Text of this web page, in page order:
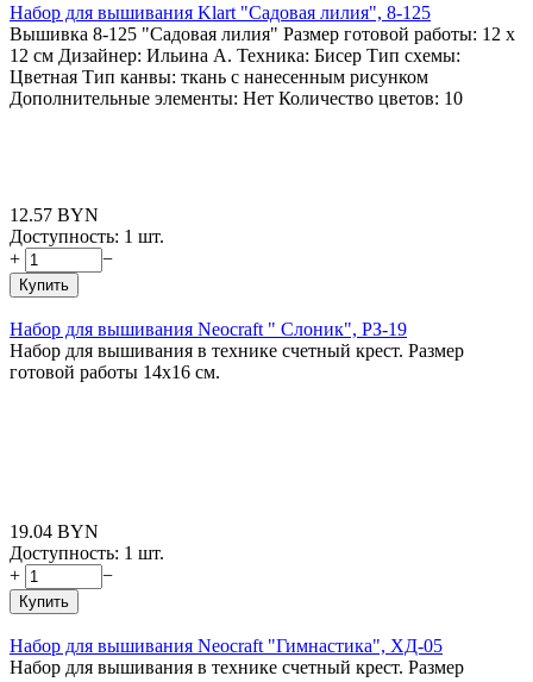
Набор для вышивания Klart "Садовая лилия", 8-125
Вышивка 8-125 "Садовая лилия" Размер готовой работы: 12 x
12 см Дизайнер: Ильина А. Техника: Бисер Тип схемы:
Цветная Тип канвы: ткань с нанесенным рисунком
Дополнительные элементы: Нет Количество цветов: 10
12.57 BYN
Доступность: 1 шт.
+
−
Купить
Набор для вышивания Neocraft " Слоник", РЗ-19
Набор для вышивания в технике счетный крест. Размер
готовой работы 14х16 см.
19.04 BYN
Доступность: 1 шт.
+
−
Купить
Набор для вышивания Neocraft "Гимнастика", ХД-05
Набор для вышивания в технике счетный крест. Размер